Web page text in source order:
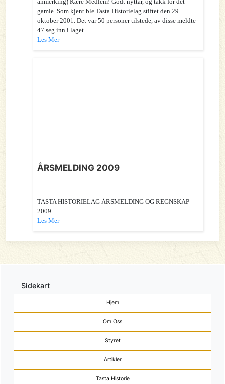
gamle. Som kjent ble Tasta Historielag stiftet den 29.
oktober 2001. Det var 50 personer tilstede, av disse meldte
47 seg inn i laget....
Les Mer
ÅRSMELDING 2009
TASTA HISTORIELAG ÅRSMELDING OG REGNSKAP
2009
Les Mer
Sidekart
Hjem
Om Oss
Styret
Artikler
Tasta Historie